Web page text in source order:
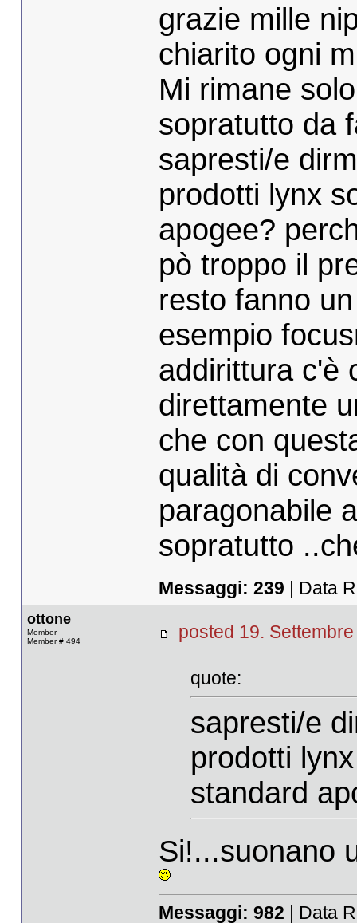
grazie mille
chiarito ogni
Mi rimane
sopratutto da
sapresti/e
prodotti lynx
apogee?
pò troppo il
resto fanno
esempio
addirittura c'è
direttamente
che con
qualità di
paragonabile
sopratutto
Messaggi: 239 | Data
ottone
Member
Member # 494
posted 19.
quote:
sapresti/e
prodotti
standard
Si!...suonano
Messaggi: 982 | Data